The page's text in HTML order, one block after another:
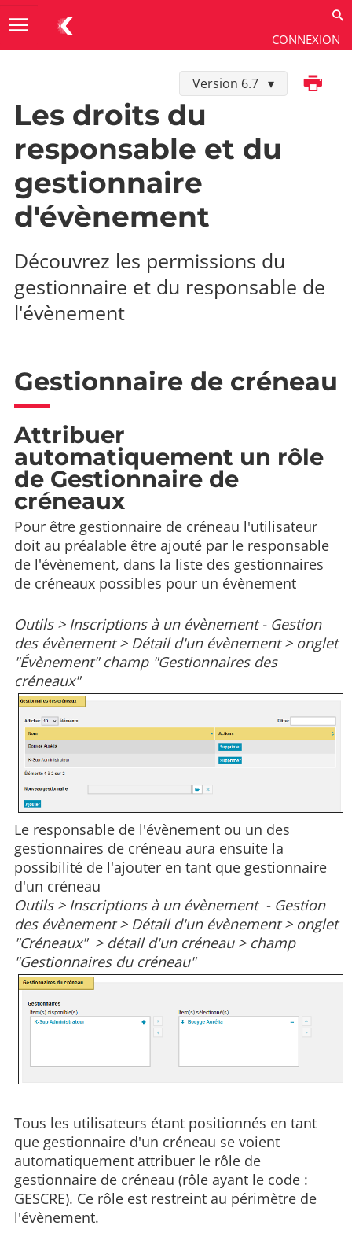
CONNEXION
menu
Version 6.7Imprimer
Inscription V2
Les droits du
responsable et du
gestionnaire
d'évènement
Découvrez les permissions du
gestionnaire et du responsable de
l'évènement
Gestionnaire de créneau
Attribuer
automatiquement un rôle
de Gestionnaire de
créneaux
Pour être gestionnaire de créneau l'utilisateur
doit au préalable être ajouté par le responsable
de l'évènement, dans la liste des gestionnaires
de créneaux possibles pour un évènement
Outils > Inscriptions à un évènement - Gestion
des évènement > Détail d'un évènement > onglet
"Évènement" champ "Gestionnaires des
créneaux"
Le responsable de l'évènement ou un des
gestionnaires de créneau aura ensuite la
possibilité de l'ajouter en tant que gestionnaire
d'un créneau
Outils > Inscriptions à un évènement - Gestion
des évènement > Détail d'un évènement > onglet
"Créneaux" > détail d'un créneau > champ
"Gestionnaires du créneau"
Tous les utilisateurs étant positionnés en tant
que gestionnaire d'un créneau se voient
automatiquement attribuer le rôle de
gestionnaire de créneau (rôle ayant le code :
GESCRE). Ce rôle est restreint au périmètre de
l'évènement.